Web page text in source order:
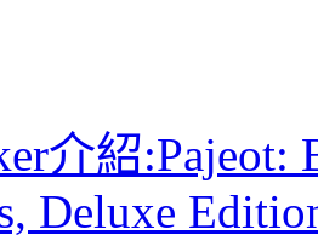
介紹:Pajeot:
Deluxe